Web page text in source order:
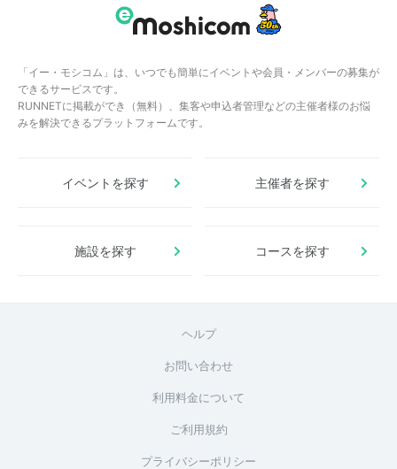
「イー・モシコム」は、いつでも簡単にイベントや会員・メンバーの募集が
できるサービスです。
RUNNETに掲載ができ（無料）、集客や申込者管理などの主催者様のお悩
みを解決できるプラットフォームです。
イベントを探す 主催者を探す
施設を探す コースを探す
ヘルプ
お問い合わせ
利用料金について
ご利用規約
プライバシーポリシー